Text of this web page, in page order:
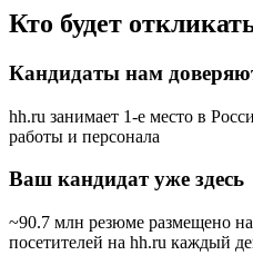
Кто будет
Кандидаты нам
hh.ru занимает 1-е место в
работы и персонала
Ваш кандидат уже здесь
~90.7 млн резюме размещено
посетителей на hh.ru каждый